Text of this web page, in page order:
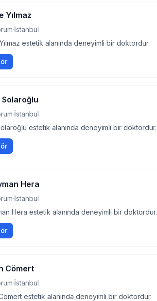
Yılmaz
·İstanbul
estetik alanında deneyimli bir doktordur.
Solaroğlu
·İstanbul
estetik alanında deneyimli bir doktordur.
Hera
·İstanbul
Hera estetik alanında deneyimli bir doktordur.
Cömert
·İstanbul
estetik alanında deneyimli bir doktordur.